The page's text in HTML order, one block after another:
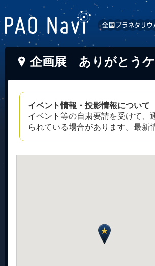
企画展 ありがとうケ
イベント情報・投影情報について
イベント等の自粛要請を受けて、
られている場合があります。最新